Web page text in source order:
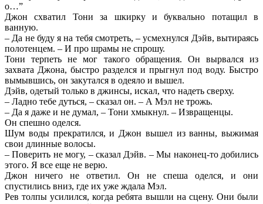
о…”
Джон схватил Тони за шкирку и буквально потащил в
ванную.
– Да не буду я на тебя смотреть, – усмехнулся Дэйв, вытираясь
полотенцем. – И про шрамы не спрошу.
Тони терпеть не мог такого обращения. Он вырвался из
захвата Джона, быстро разделся и прыгнул под воду. Быстро
вымывшись, он закутался в одеяло и вышел.
Дэйв, одетый только в джинсы, искал, что надеть сверху.
– Ладно тебе дуться, – сказал он. – А Мэл не трожь.
– Да я даже и не думал, – Тони хмыкнул. – Извращенцы.
Он спешно оделся.
Шум воды прекратился, и Джон вышел из ванны, выжимая
свои длинные волосы.
– Поверить не могу, – сказал Дэйв. – Мы наконец-то добились
этого. Я все еще не верю.
Джон ничего не ответил. Он не спеша оделся, и они
спустились вниз, где их уже ждала Мэл.
Рев толпы усилился, когда ребята вышли на сцену. Они были